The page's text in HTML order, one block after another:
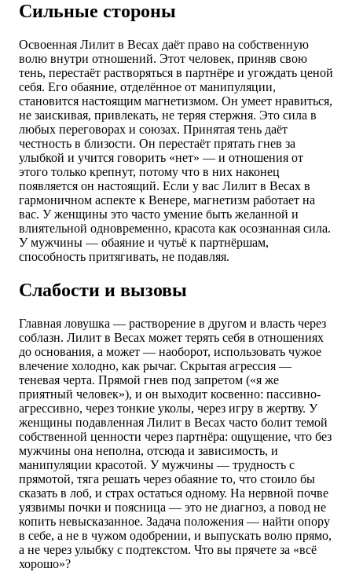
Сильные стороны
Освоенная Лилит в Весах даёт право на собственную
волю внутри отношений. Этот человек, приняв свою
тень, перестаёт растворяться в партнёре и угождать ценой
себя. Его обаяние, отделённое от манипуляции,
становится настоящим магнетизмом. Он умеет нравиться,
не заискивая, привлекать, не теряя стержня. Это сила в
любых переговорах и союзах. Принятая тень даёт
честность в близости. Он перестаёт прятать гнев за
улыбкой и учится говорить «нет» — и отношения от
этого только крепнут, потому что в них наконец
появляется он настоящий. Если у вас Лилит в Весах в
гармоничном аспекте к Венере, магнетизм работает на
вас. У женщины это часто умение быть желанной и
влиятельной одновременно, красота как осознанная сила.
У мужчины — обаяние и чутьё к партнёршам,
способность притягивать, не подавляя.
Слабости и вызовы
Главная ловушка — растворение в другом и власть через
соблазн. Лилит в Весах может терять себя в отношениях
до основания, а может — наоборот, использовать чужое
влечение холодно, как рычаг. Скрытая агрессия —
теневая черта. Прямой гнев под запретом («я же
приятный человек»), и он выходит косвенно: пассивно-
агрессивно, через тонкие уколы, через игру в жертву. У
женщины подавленная Лилит в Весах часто болит темой
собственной ценности через партнёра: ощущение, что без
мужчины она неполна, отсюда и зависимость, и
манипуляции красотой. У мужчины — трудность с
прямотой, тяга решать через обаяние то, что стоило бы
сказать в лоб, и страх остаться одному. На нервной почве
уязвимы почки и поясница — это не диагноз, а повод не
копить невысказанное. Задача положения — найти опору
в себе, а не в чужом одобрении, и выпускать волю прямо,
а не через улыбку с подтекстом. Что вы прячете за «всё
хорошо»?